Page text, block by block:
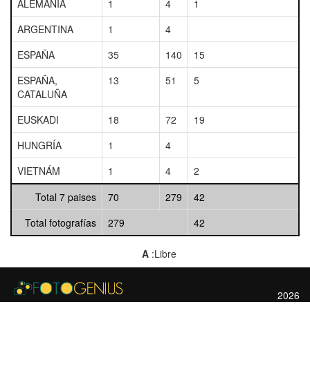
ALEMANIA
1 4
1
ARGENTINA
1
4
ESPAÑA
35 140
15
ESPAÑA,
CATALUÑA
13 51 5
EUSKADI 18 72
19
HUNGRÍA
1
4
VIETNÁM
1 4
2
Total 7 paises
70 279
42
Total fotografías
279 42
A :Libre
2026